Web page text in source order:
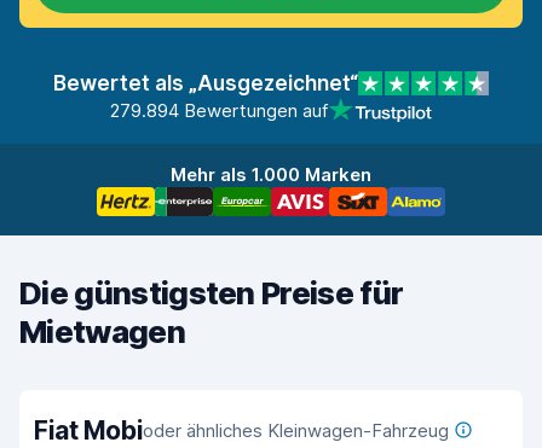
Bewertet als „Ausgezeichnet“
279.894 Bewertungen auf
Mehr als 1.000 Marken
Die günstigsten Preise für
Mietwagen
Fiat Mobioder ähnliches Kleinwagen-Fahrzeug